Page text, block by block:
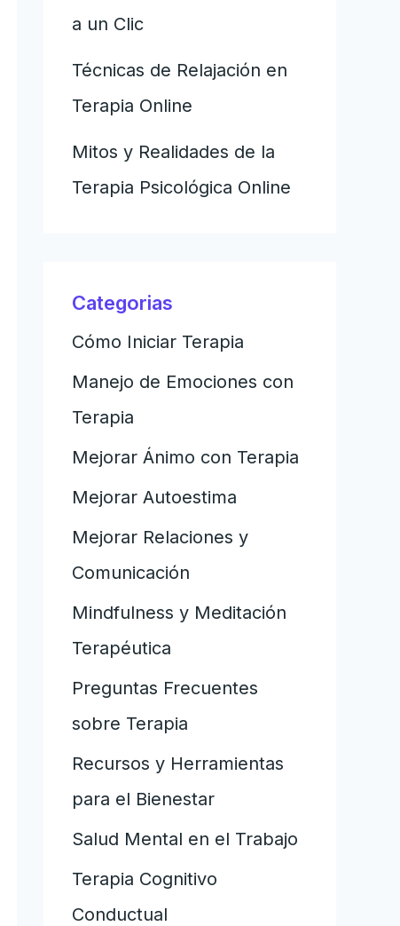
a un Clic
Técnicas de Relajación en
Terapia Online
Mitos y Realidades de la
Terapia Psicológica Online
Categorias
Cómo Iniciar Terapia
Manejo de Emociones con
Terapia
Mejorar Ánimo con Terapia
Mejorar Autoestima
Mejorar Relaciones y
Comunicación
Mindfulness y Meditación
Terapéutica
Preguntas Frecuentes
sobre Terapia
Recursos y Herramientas
para el Bienestar
Salud Mental en el Trabajo
Terapia Cognitivo
Conductual